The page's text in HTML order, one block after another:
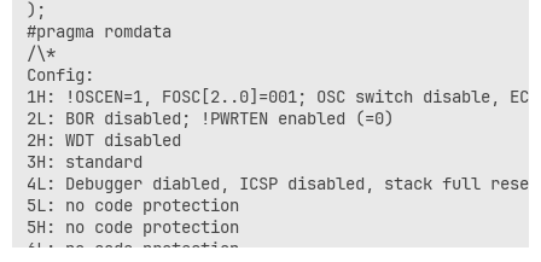
);
#pragma romdata
/\*
Config:
1H: !OSCEN=1, FOSC[2..0]=001; OSC switch disable,
2L: BOR disabled; !PWRTEN enabled (=0)
2H: WDT disabled
3H: standard
4L: Debugger diabled, ICSP disabled, stack full
5L: no code protection
5H: no code protection
6L: no code protection